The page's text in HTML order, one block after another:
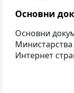
Основни
Основни
Интернет